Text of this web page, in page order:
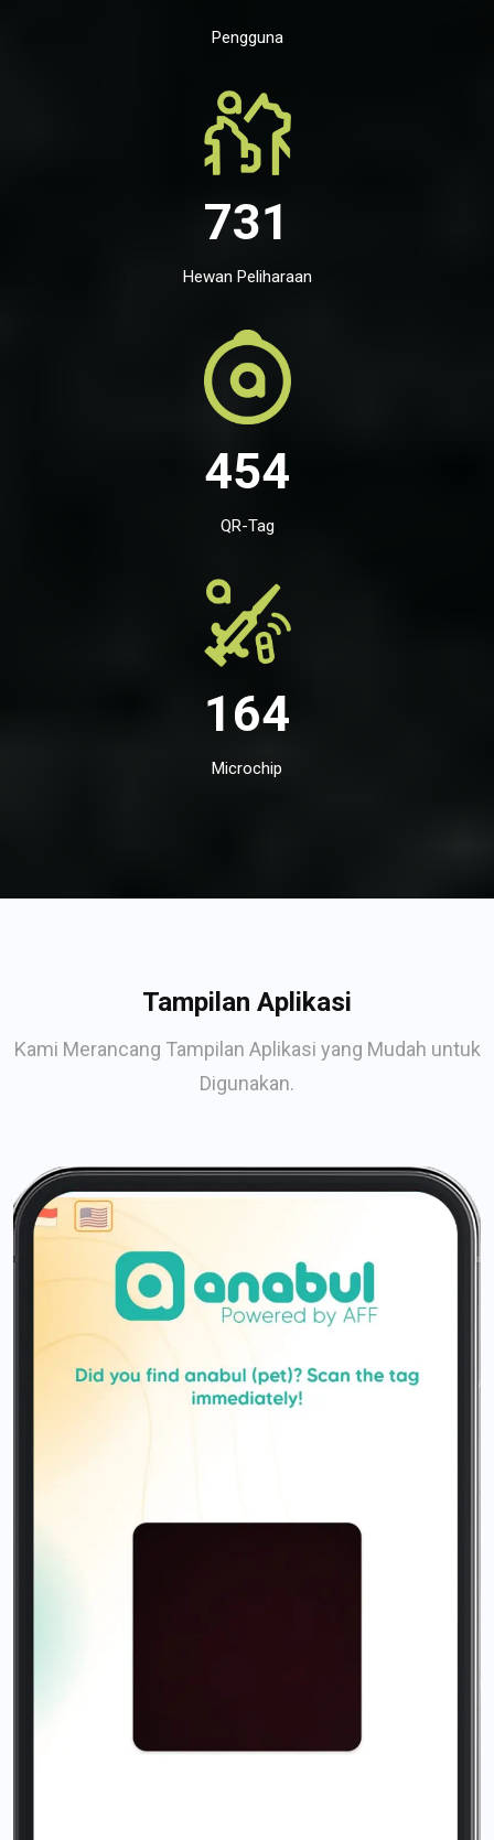
Pengguna
731
Hewan Peliharaan
454
QR-Tag
164
Microchip
Tampilan Aplikasi
Kami Merancang Tampilan Aplikasi yang Mudah untuk
Digunakan.